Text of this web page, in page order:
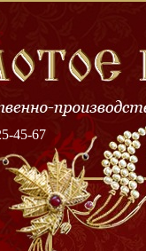
45-67